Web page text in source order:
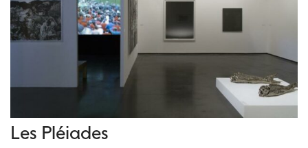
de Michelangelo Antonioni, la vidéo de Charles de
Meaux simule la bande-annonce d’un film de
science-fiction des années 1950, la peinture de Ida
Tursic & Wilfried Mille se réfère à une esthétique
hallucinatoire héritée des années1970…
Au centre de la Halle aux Bleds, la grande
installation d’Emmanuel Lagarrigue emprunte aux
films d’anticipation une lumière étrange diffusée par
de grands néons verticaux, environnée d’une
Les Pléiades